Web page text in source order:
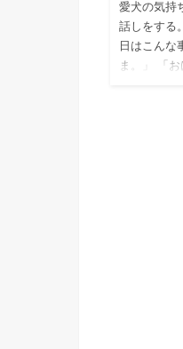
愛犬の気持
話しをする
日はこんな
ま。」 「